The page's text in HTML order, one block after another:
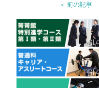
＜ 前の記事